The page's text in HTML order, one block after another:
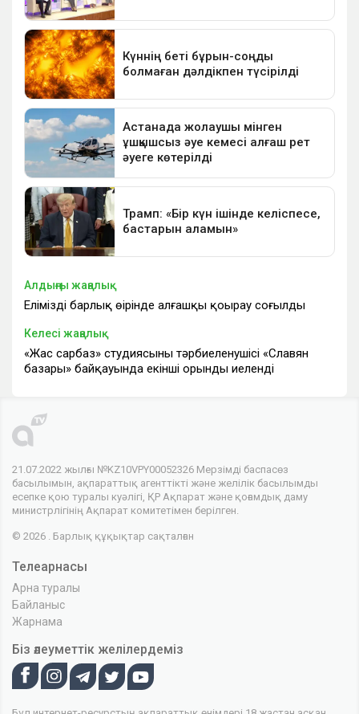
Алдыңғы жаңалық
Еліміздің барлық өңірінде алғашқы қоңырау соғылды
Келесі жаңалық
«Жас сарбаз» студиясының тәрбиеленушісі «Славян
базары» байқауында екінші орынды иеленді
21.07.2022 жылғы №KZ10VPY00052326 Мерзімді баспасөз
басылымын, ақпараттық агенттікті және желілік басылымды
есепке қою туралы куәлігі, ҚР Ақпарат және қоғамдық даму
министрлігінің Ақпарат комитетімен берілген.
© 2026 . Барлық құқықтар сақталған
Телеарнасы
Арна туралы
Байланыс
Жарнама
Біз әлеуметтік желілердеміз